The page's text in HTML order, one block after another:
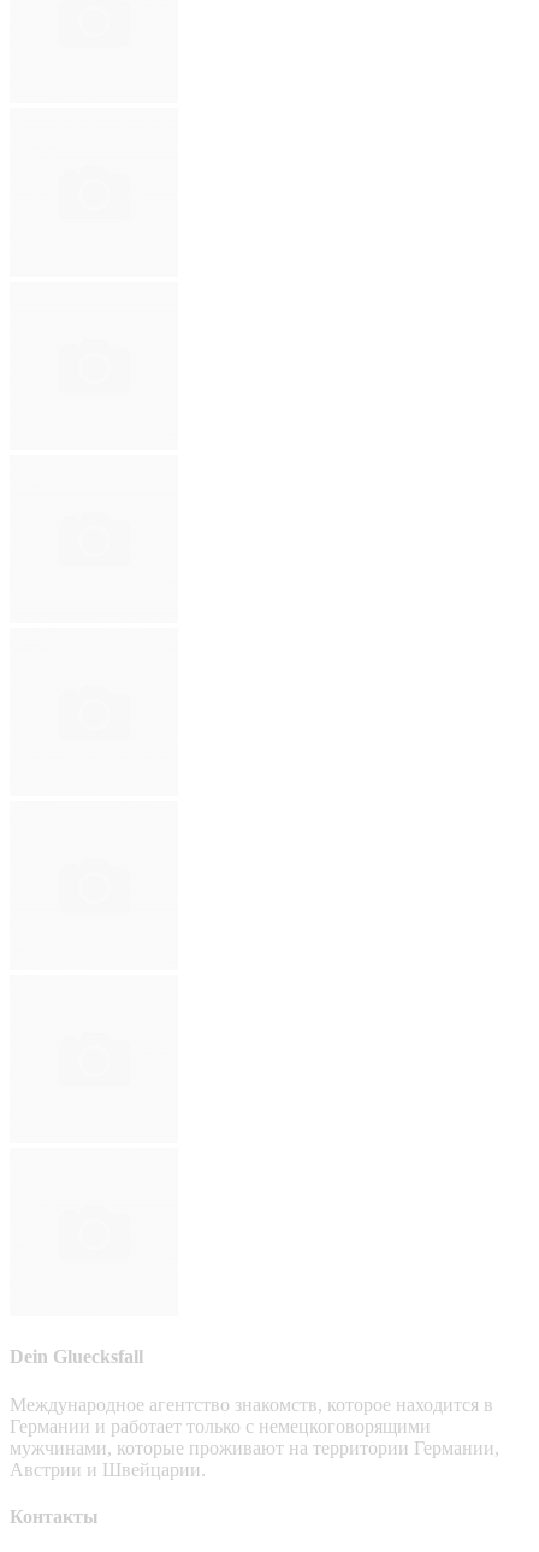
Dein Gluecksfall
Международное агентство знакомств, которое находится в
Германии и работает только с немецкоговорящими
мужчинами, которые проживают на территории Германии,
Австрии и Швейцарии.
Контакты